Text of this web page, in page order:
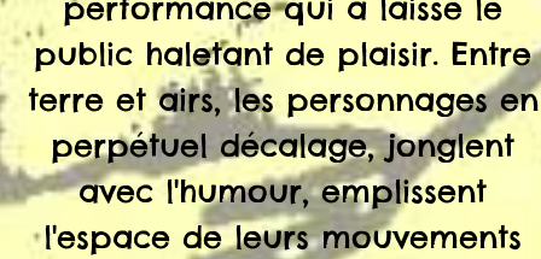
performance qui a laissé le
public haletant de plaisir. Entre
terre et airs, les personnages en
perpétuel décalage, jonglent
avec l'humour, emplissent
l'espace de leurs mouvements